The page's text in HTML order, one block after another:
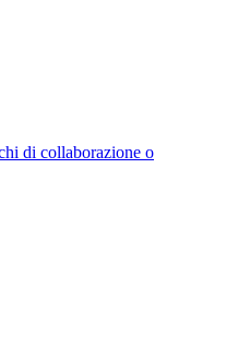
di collaborazione o